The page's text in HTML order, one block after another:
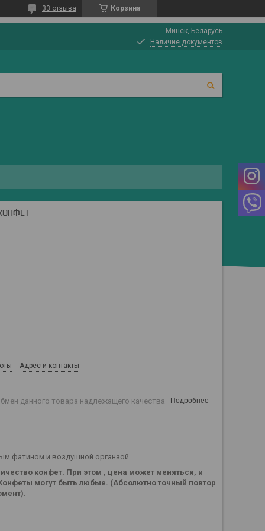
Корзина
33 отзыва
Минск, Беларусь
Наличие документов
Адрес и контакты
данного товара надлежащего качества Подробнее
фатином и воздушной органзой.
конфет. При этом , цена может меняться, и
могут быть любые. (Абсолютно точный повтор